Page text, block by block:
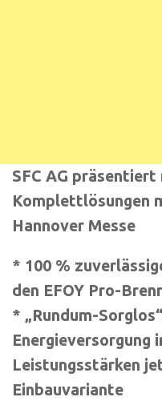
SFC AG
Komplettlösungen
Hannover Messe
* 100 %
den EFOY Pro-
* „Rundum-
Energieversorgung
Leistungsstärken
Einbauvariante